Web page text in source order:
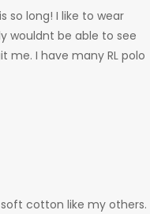
so long! I like to wear
wouldnt be able to see
I have many RL polo
cotton like my others.